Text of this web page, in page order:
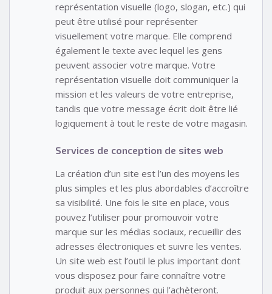
représentation visuelle (logo, slogan, etc.) qui
peut être utilisé pour représenter
visuellement votre marque. Elle comprend
également le texte avec lequel les gens
peuvent associer votre marque. Votre
représentation visuelle doit communiquer la
mission et les valeurs de votre entreprise,
tandis que votre message écrit doit être lié
logiquement à tout le reste de votre magasin.
Services de conception de sites web
La création d’un site est l’un des moyens les
plus simples et les plus abordables d’accroître
sa visibilité. Une fois le site en place, vous
pouvez l’utiliser pour promouvoir votre
marque sur les médias sociaux, recueillir des
adresses électroniques et suivre les ventes.
Un site web est l’outil le plus important dont
vous disposez pour faire connaître votre
produit aux personnes qui l’achèteront.